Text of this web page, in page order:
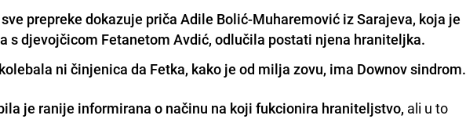
prepreke dokazuje priča Adile Bolić-Muharemović iz Sarajeva, koja je
s djevojčicom Fetanetom Avdić, odlučila postati njena hraniteljka.
ni činjenica da Fetka, kako je od milja zovu, ima Downov sindrom.
je ranije informirana o načinu na koji fukcionira hraniteljstvo, ali u to